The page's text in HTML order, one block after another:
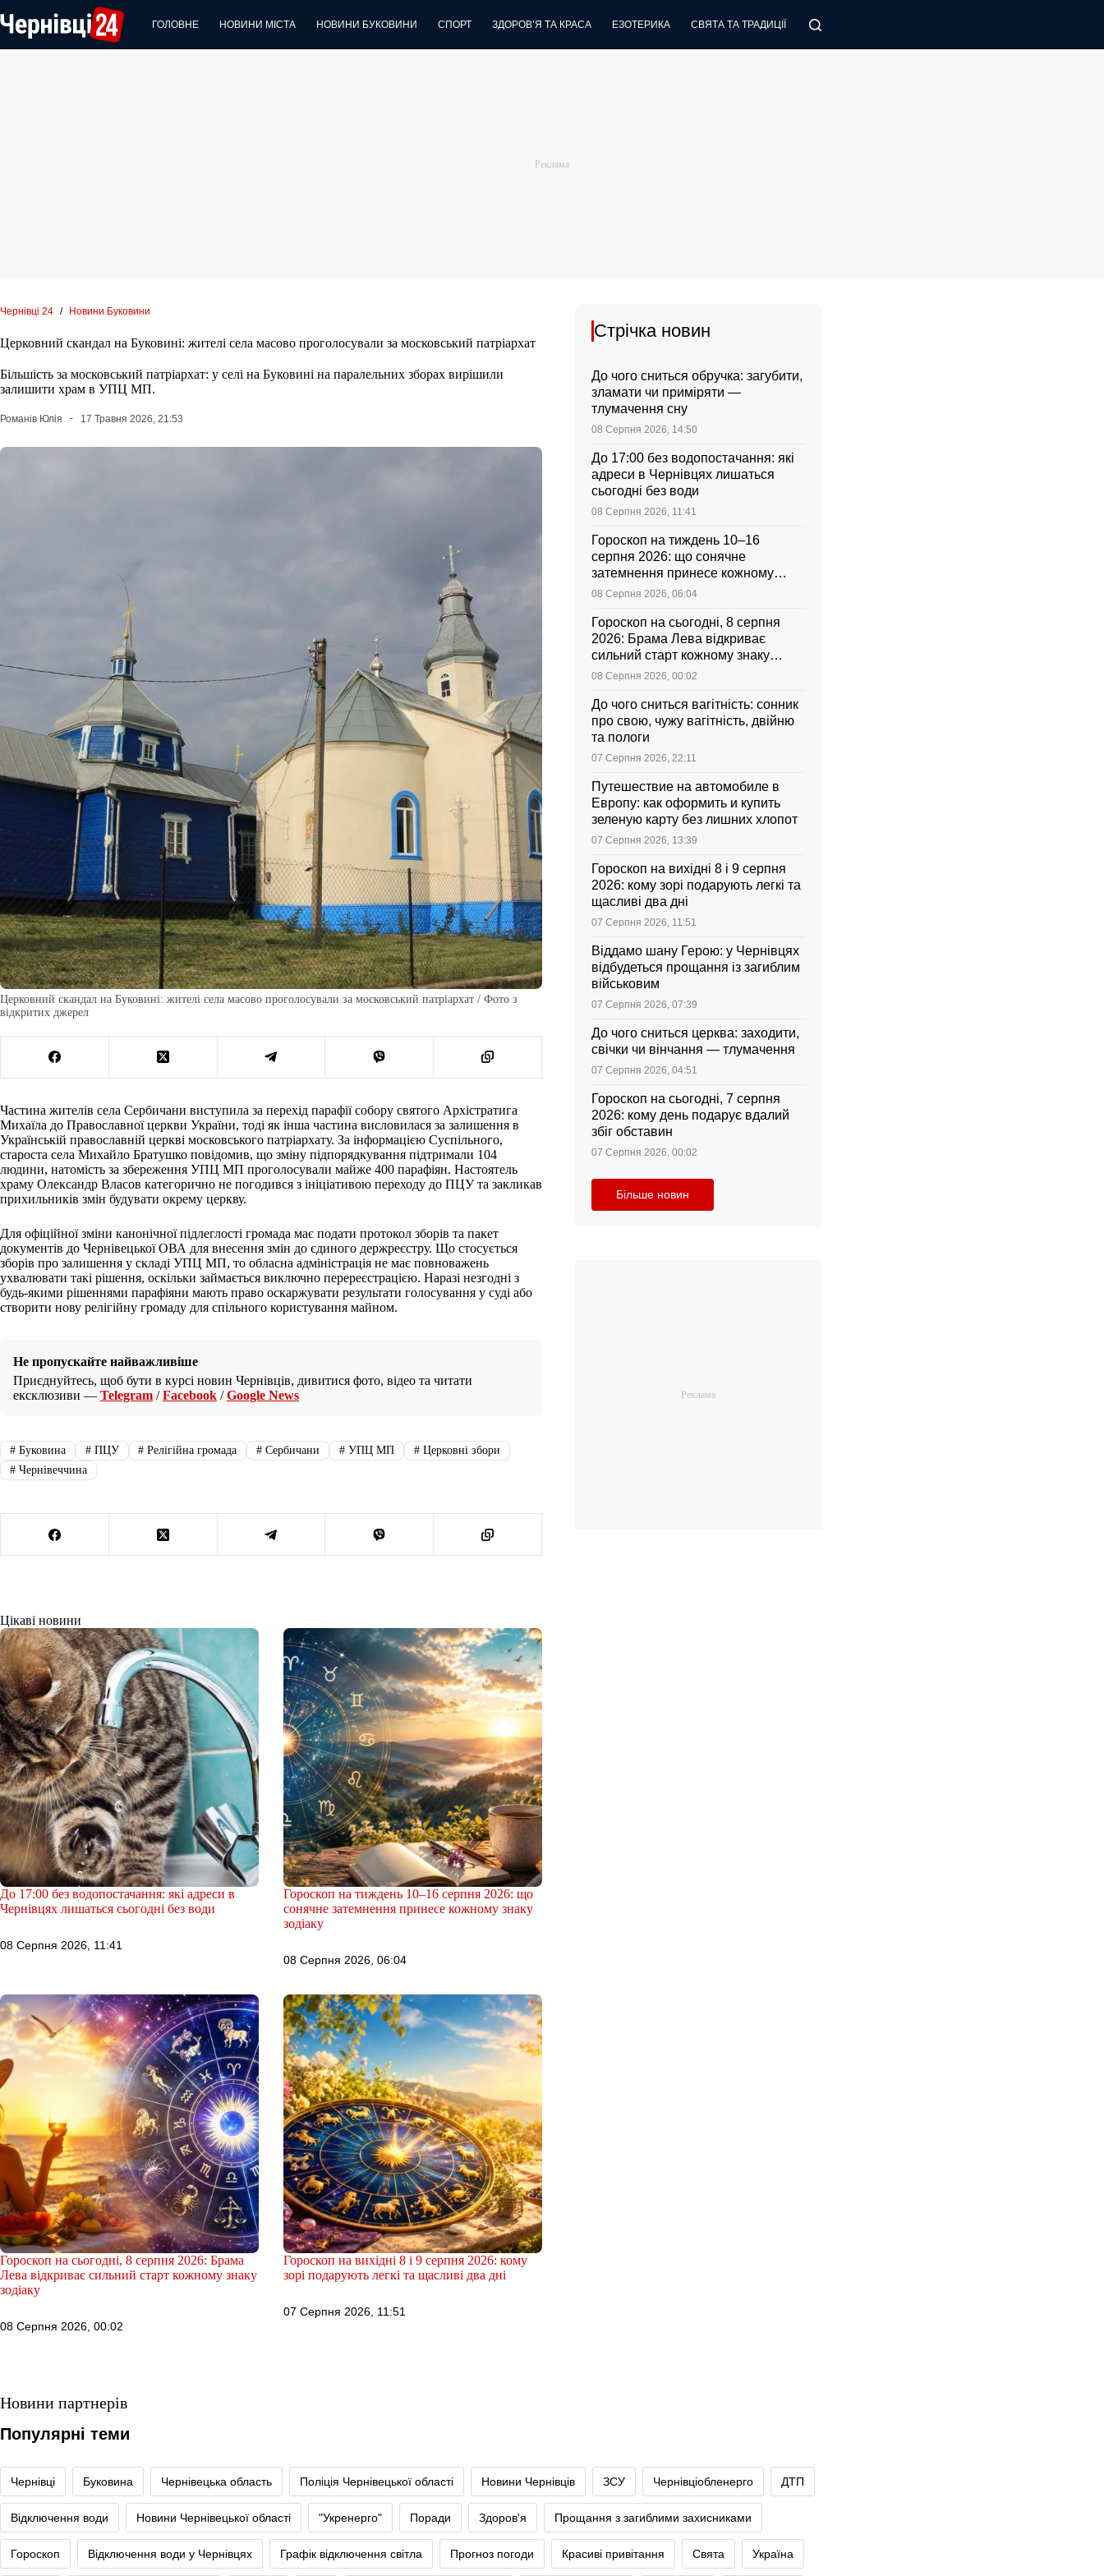
до
вмісту
ГОЛОВНЕ НОВИНИ МІСТА НОВИНИ БУКОВИНИ СПОРТ ЗДОРОВ’Я ТА КРАСА ЕЗОТЕРИКА СВЯТА ТА ТРАДИЦІЇ ПОРАДИ
Чернівці 24 / Новини Буковини
Церковний скандал на Буковині: жителі села масово проголосували за московський патріархат
Більшість за московський патріархат: у селі на Буковині на паралельних зборах вирішили
залишити храм в УПЦ МП.
Романів Юлія 17 Травня 2026, 21:53
Церковний скандал на Буковині: жителі села масово проголосували за московський патріархат / Фото з
відкритих джерел
Частина жителів села Сербичани виступила за перехід парафії собору святого Архістратига
Михаїла до Православної церкви України, тоді як інша частина висловилася за залишення в
Українській православній церкві московського патріархату. За інформацією Суспільного,
староста села Михайло Братушко повідомив, що зміну підпорядкування підтримали 104
людини, натомість за збереження УПЦ МП проголосували майже 400 парафіян. Настоятель
храму Олександр Власов категорично не погодився з ініціативою переходу до ПЦУ та закликав
прихильників змін будувати окрему церкву.
Для офіційної зміни канонічної підлеглості громада має подати протокол зборів та пакет
документів до Чернівецької ОВА для внесення змін до єдиного держреєстру. Що стосується
зборів про залишення у складі УПЦ МП, то обласна адміністрація не має повноважень
ухвалювати такі рішення, оскільки займається виключно перереєстрацією. Наразі незгодні з
будь-якими рішеннями парафіяни мають право оскаржувати результати голосування у суді або
створити нову релігійну громаду для спільного користування майном.
Не пропускайте найважливіше
Приєднуйтесь, щоб бути в курсі новин Чернівців, дивитися фото, відео та читати
ексклюзиви — Telegram /Facebook /Google News
#Буковина #ПЦУ # Релігійна громада # Сербичани # УПЦ МП #Церковні збори
#Чернівеччина
Цікаві новини
До 17:00 без водопостачання: які адреси в
Чернівцях лишаться сьогодні без води
08 Серпня 2026, 11:41
Гороскоп на тиждень 10–16 серпня 2026: що
сонячне затемнення принесе кожному знаку
зодіаку
08 Серпня 2026, 06:04
Гороскоп на сьогодні, 8 серпня 2026: Брама
Лева відкриває сильний старт кожному знаку
зодіаку
08 Серпня 2026, 00:02
Гороскоп на вихідні 8 і 9 серпня 2026: кому
зорі подарують легкі та щасливі два дні
07 Серпня 2026, 11:51
Новини партнерів
Стрічка новин
До чого сниться обручка: загубити,
зламати чи приміряти —
тлумачення сну
08 Серпня 2026, 14:50
До 17:00 без водопостачання: які
адреси в Чернівцях лишаться
сьогодні без води
08 Серпня 2026, 11:41
Гороскоп на тиждень 10–16
серпня 2026: що сонячне
затемнення принесе кожному
знаку зодіаку
08 Серпня 2026, 06:04
Гороскоп на сьогодні, 8 серпня
2026: Брама Лева відкриває
сильний старт кожному знаку
зодіаку
08 Серпня 2026, 00:02
До чого сниться вагітність: сонник
про свою, чужу вагітність, двійню
та пологи
07 Серпня 2026, 22:11
Путешествие на автомобиле в
Европу: как оформить и купить
зеленую карту без лишних хлопот
07 Серпня 2026, 13:39
Гороскоп на вихідні 8 і 9 серпня
2026: кому зорі подарують легкі та
щасливі два дні
07 Серпня 2026, 11:51
Віддамо шану Герою: у Чернівцях
відбудеться прощання із загиблим
військовим
07 Серпня 2026, 07:39
До чого сниться церква: заходити,
свічки чи вінчання — тлумачення
07 Серпня 2026, 04:51
Гороскоп на сьогодні, 7 серпня
2026: кому день подарує вдалий
збіг обставин
07 Серпня 2026, 00:02
Більше новин
Популярні теми
Чернівці Буковина Чернівецька область Поліція Чернівецької області Новини Чернівців ЗСУ Чернівціобленерго ДТП
Відключення води Новини Чернівецької області "Укренерго" Поради Здоров'я Прощання з загиблими захисниками
Гороскоп Відключення води у Чернівцях Графік відключення світла Прогноз погоди Красиві привітання Свята Україна